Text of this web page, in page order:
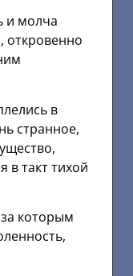
и молча
откровенно
в
странное,
в такт тихой
которым